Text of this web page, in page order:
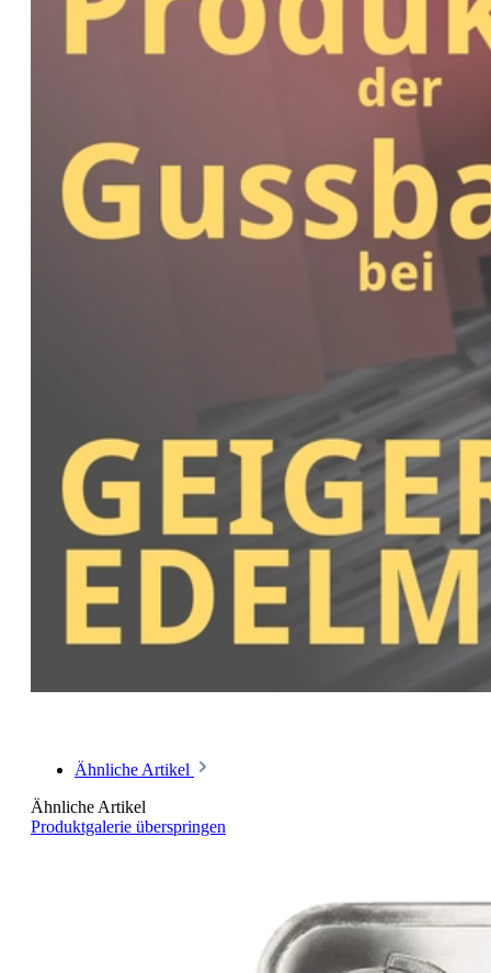
Ähnliche Artikel
Ähnliche Artikel
Produktgalerie überspringen